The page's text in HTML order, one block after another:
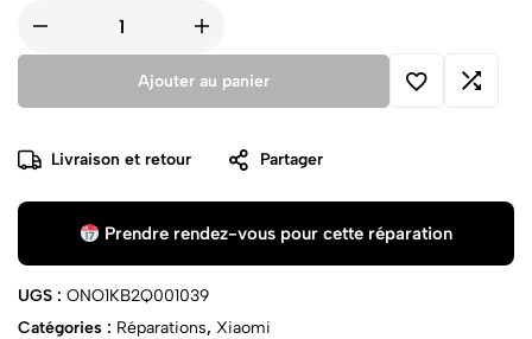
Ajouter au panier
Livraison et retour Partager
Prendre rendez-vous pour cette réparation
UGS : ONO1KB2Q001039
Catégories : Réparations, Xiaomi